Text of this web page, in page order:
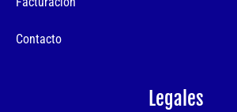
Contacto
Legales